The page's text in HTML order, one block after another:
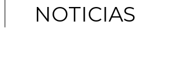
NOTICIAS